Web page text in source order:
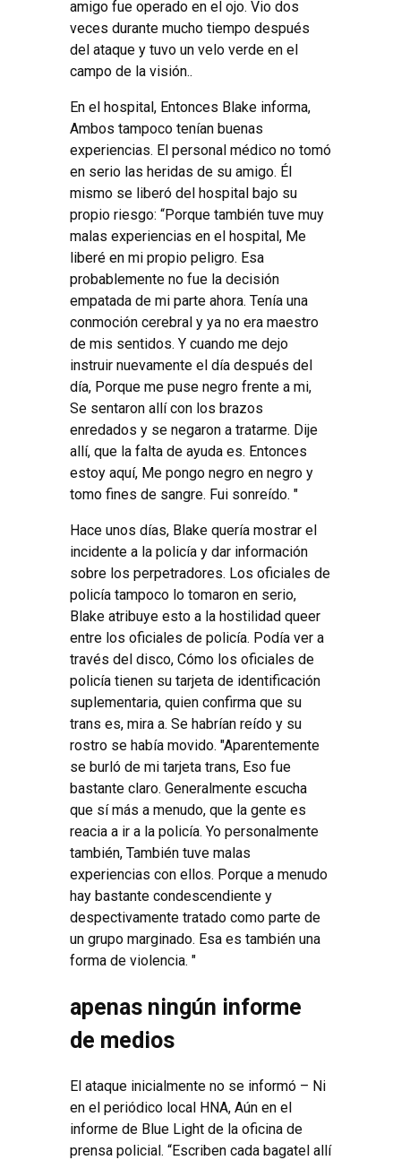
amigo fue operado en el ojo. Vio dos
veces durante mucho tiempo después
del ataque y tuvo un velo verde en el
campo de la visión..
En el hospital, Entonces Blake informa,
Ambos tampoco tenían buenas
experiencias. El personal médico no tomó
en serio las heridas de su amigo. Él
mismo se liberó del hospital bajo su
propio riesgo: “Porque también tuve muy
malas experiencias en el hospital, Me
liberé en mi propio peligro. Esa
probablemente no fue la decisión
empatada de mi parte ahora. Tenía una
conmoción cerebral y ya no era maestro
de mis sentidos. Y cuando me dejo
instruir nuevamente el día después del
día, Porque me puse negro frente a mi,
Se sentaron allí con los brazos
enredados y se negaron a tratarme. Dije
allí, que la falta de ayuda es. Entonces
estoy aquí, Me pongo negro en negro y
tomo fines de sangre. Fui sonreído. "
Hace unos días, Blake quería mostrar el
incidente a la policía y dar información
sobre los perpetradores. Los oficiales de
policía tampoco lo tomaron en serio,
Blake atribuye esto a la hostilidad queer
entre los oficiales de policía. Podía ver a
través del disco, Cómo los oficiales de
policía tienen su tarjeta de identificación
suplementaria, quien confirma que su
trans es, mira a. Se habrían reído y su
rostro se había movido. "Aparentemente
se burló de mi tarjeta trans, Eso fue
bastante claro. Generalmente escucha
que sí más a menudo, que la gente es
reacia a ir a la policía. Yo personalmente
también, También tuve malas
experiencias con ellos. Porque a menudo
hay bastante condescendiente y
despectivamente tratado como parte de
un grupo marginado. Esa es también una
forma de violencia. "
apenas ningún informe
de medios
El ataque inicialmente no se informó – Ni
en el periódico local HNA, Aún en el
informe de Blue Light de la oficina de
prensa policial. “Escriben cada bagatel allí